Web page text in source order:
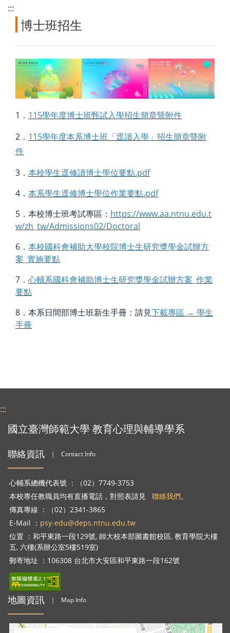
:::
博士班招生
1． 115學年度博士班甄試入學招生簡章暨附件
2． 115學年度本系博士班「逕讀入學」招生簡章暨附
件
3． 本校學生逕修讀博士學位要點.pdf
4． 本系學生逕修博士學位作業要點.pdf
5．本校博士班考試專區： https://www.aa.ntnu.edu.t
w/zh_tw/Admissions02/Doctoral
6． 本校國科會補助大學校院博士生研究獎學金試辦方
案_實施要點
7． 心輔系國科會補助博士生研究獎學金試辦方案_作業
要點
8．本系日間部博士班新生手冊：請見下載專區 → 學生
手冊
:::
國立臺灣師範大學 教育心理與輔導學系
聯絡資訊 ｜ Contact Info
心輔系總機代表號 ：（02）7749-3753
本校專任教職員均有直播電話，對照表請見 聯絡我們。
傳真專線 ：（02）2341-3865
E-Mail ： psy-edu@deps.ntnu.edu.tw
位置 ：和平東路一段129號, 師大校本部圖書館校區, 教育學院大樓
五, 六樓(系辦公室5樓519室)
郵寄地址 ：106308 台北市大安區和平東路一段162號
地圖資訊 ｜ Map Info